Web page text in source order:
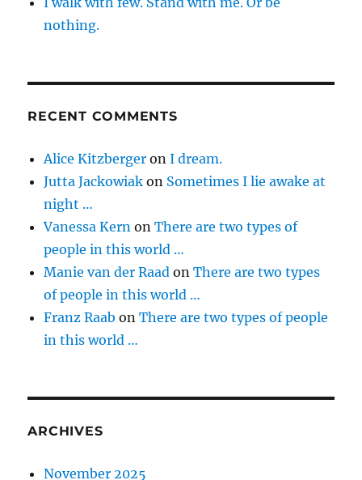
nothing.
RECENT COMMENTS
Alice Kitzberger onI dream.
Jutta Jackowiak on Sometimes I lie awake at
night …
Vanessa Kern onThere are two types of
people in this world …
Manie van der Raad onThere are two types
of people in this world …
Franz Raab onThere are two types of people
in this world …
ARCHIVES
November 2025